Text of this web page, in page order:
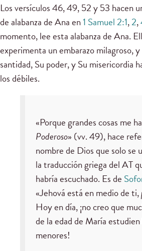
Los versículos 46, 49, 52 y 53 hacen
de alabanza de Ana en1 Samuel 2:1,2,
momento, lee esta alabanza de Ana.
experimenta un embarazo milagroso,
santidad, Su poder, y Su misericordia
los débiles.
«Porque grandes cosas me
Poderoso» (vv. 49), hace
nombre de Dios que solo se
la traducción griega del AT
habría escuchado. Es de
«Jehová está en medio de ti,
Hoy en día, ¡no creo que
de la edad de María
menores!